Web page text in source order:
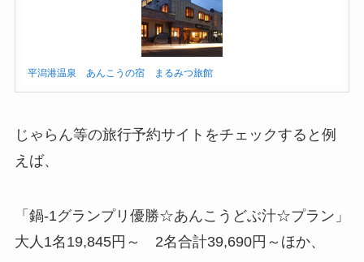
平潟港温泉 あんこうの宿 まるみつ旅館
じゃらん等の旅行予約サイトをチェックすると例
えば、
「鍋-1グランプリ優勝☆あんこうどぶ汁☆プラン」
大人1名19,845円～ 2名合計39,690円～ほか、